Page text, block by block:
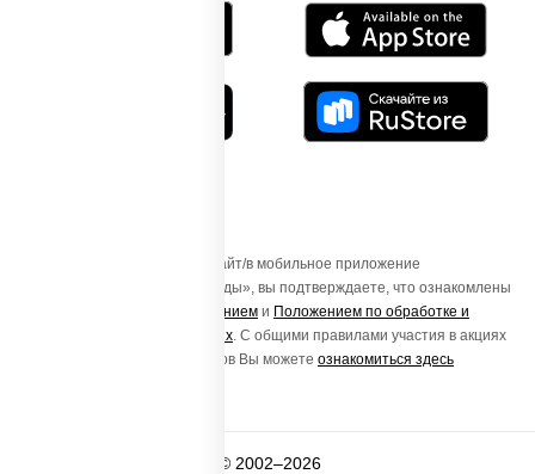
Осуществляя вход на этот Сайт/в мобильное приложение
«ПиццаСушиВок - доставка еды», вы подтверждаете, что ознакомлены
Пользовательским соглашением и Положением по обработке и
защите персональных данных. С общими правилами участия в акциях
и порядке получения подарков Вы можете ознакомиться здесь
© 2002–2026